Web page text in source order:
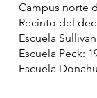
Campus norte
Recinto del
Escuela
Escuela Peck:
Escuela